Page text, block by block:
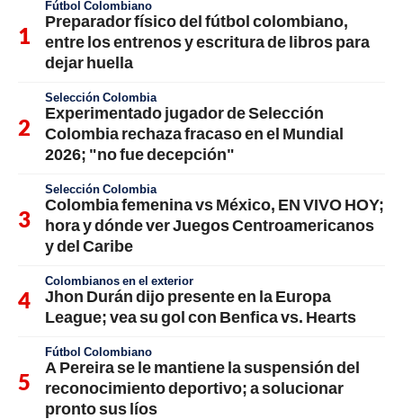
Fútbol Colombiano
Preparador físico del fútbol colombiano,
entre los entrenos y escritura de libros para
dejar huella
Selección Colombia
Experimentado jugador de Selección
Colombia rechaza fracaso en el Mundial
2026; "no fue decepción"
Selección Colombia
Colombia femenina vs México, EN VIVO HOY;
hora y dónde ver Juegos Centroamericanos
y del Caribe
Colombianos en el exterior
Jhon Durán dijo presente en la Europa
League; vea su gol con Benfica vs. Hearts
Fútbol Colombiano
A Pereira se le mantiene la suspensión del
reconocimiento deportivo; a solucionar
pronto sus líos